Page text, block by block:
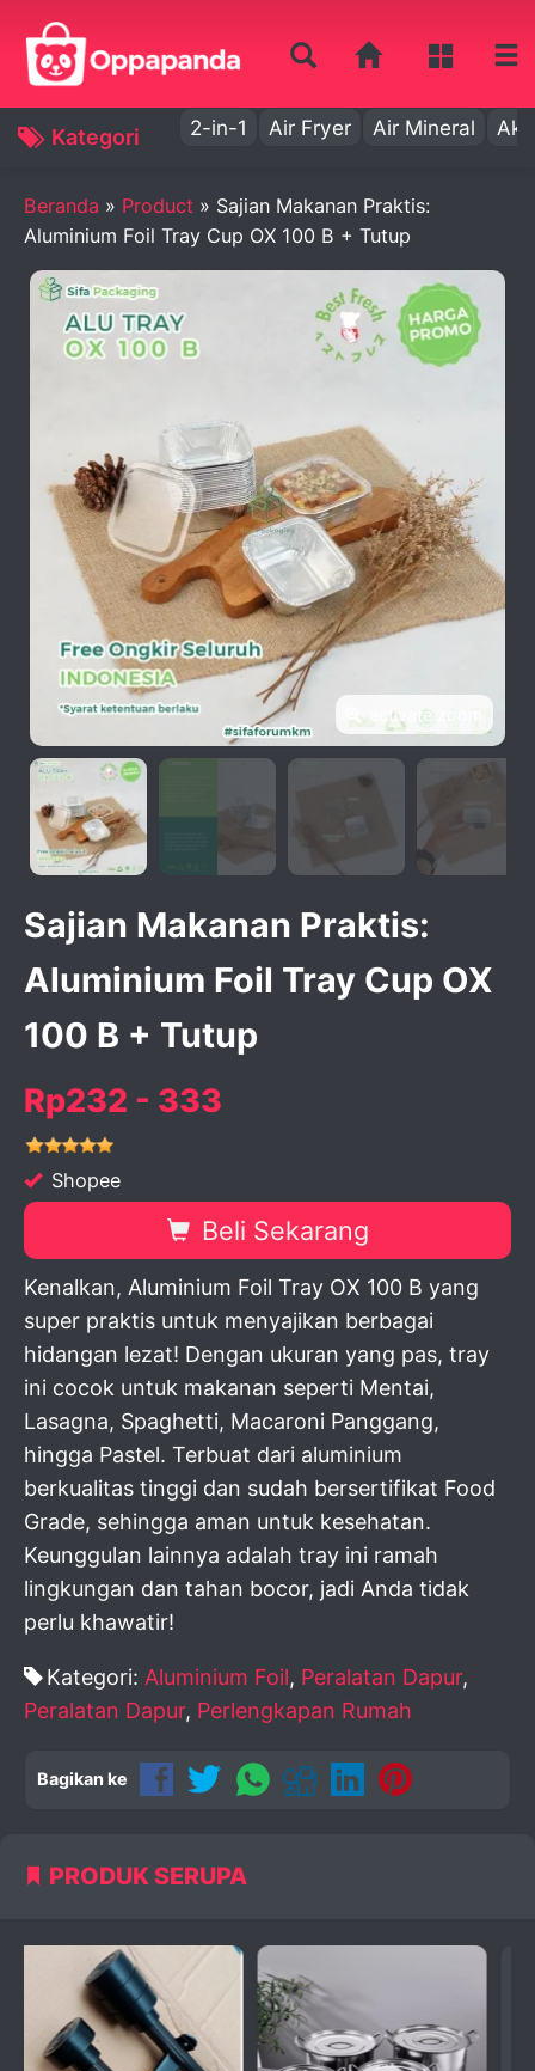
Kategori 2-in-1 Air Fryer Air Mineral Aki
Beranda » Product » Sajian Makanan Praktis:
Aluminium Foil Tray Cup OX 100 B + Tutup
activate zoom
Sajian Makanan Praktis:
Aluminium Foil Tray Cup OX
100 B + Tutup
Rp232 - 333
Shopee
Beli Sekarang
Kenalkan, Aluminium Foil Tray OX 100 B yang
super praktis untuk menyajikan berbagai
hidangan lezat! Dengan ukuran yang pas, tray
ini cocok untuk makanan seperti Mentai,
Lasagna, Spaghetti, Macaroni Panggang,
hingga Pastel. Terbuat dari aluminium
berkualitas tinggi dan sudah bersertifikat Food
Grade, sehingga aman untuk kesehatan.
Keunggulan lainnya adalah tray ini ramah
lingkungan dan tahan bocor, jadi Anda tidak
perlu khawatir!
Kategori: Aluminium Foil, Peralatan Dapur,
Peralatan Dapur, Perlengkapan Rumah
Bagikan ke
PRODUK SERUPA